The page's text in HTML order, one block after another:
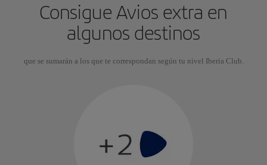
Consigue Avios extra en
algunos destinos
que se sumarán a los que te correspondan según tu nivel Iberia Club.